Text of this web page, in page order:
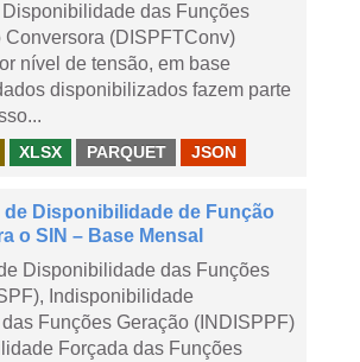
Disponibilidade das Funções
Conversora (DISPFTConv)
nível de tensão, em base
disponibilizados fazem parte
XLSX PARQUET JSON
de Disponibilidade de Função
o SIN – Base Mensal
Disponibilidade das Funções
Indisponibilidade
Funções Geração (INDISPPF)
Forçada das Funções